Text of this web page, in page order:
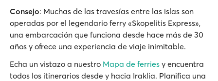
Consejo: Muchas de las travesías entre las islas son
operadas por el legendario ferry «Skopelitis Express»,
una embarcación que funciona desde hace más de 30
años y ofrece una experiencia de viaje inimitable.
Echa un vistazo a nuestro Mapa de ferries y encuentra
todos los itinerarios desde y hacia Iraklia. Planifica una